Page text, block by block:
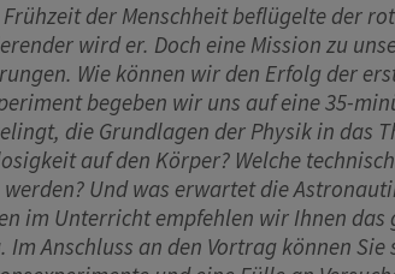
der Menschheit beflügelte der
wird er. Doch eine Mission zu
Wie können wir den Erfolg der
begeben wir uns auf eine 35-
die Grundlagen der Physik in das
auf den Körper? Welche
Und was erwartet die
im Unterricht empfehlen wir Ihnen das
Im Anschluss an den Vortrag können